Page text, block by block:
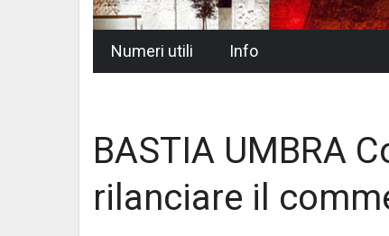
Numeri utili Info
BASTIA UMBRA
rilanciare il